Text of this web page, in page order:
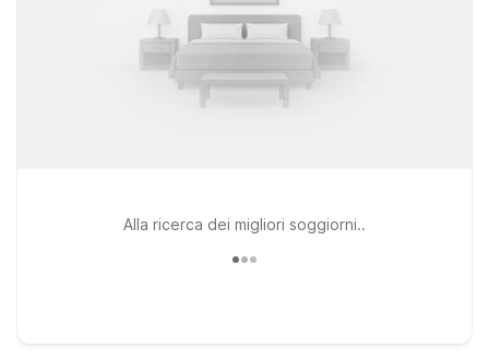
Alla ricerca dei migliori soggiorni..